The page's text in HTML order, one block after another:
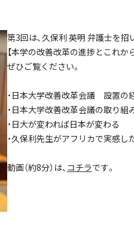
第3回は、久保利 英明 弁護士を
【本学の改善改革の進捗とこれか
ぜひご覧ください。
・日本大学改善改革会議 設置の
・日本大学改善改革会議の取り組
・日大が変われば日本が変わる
・久保利先生がアフリカで実感し
動画（約8分）は、 コチラです。